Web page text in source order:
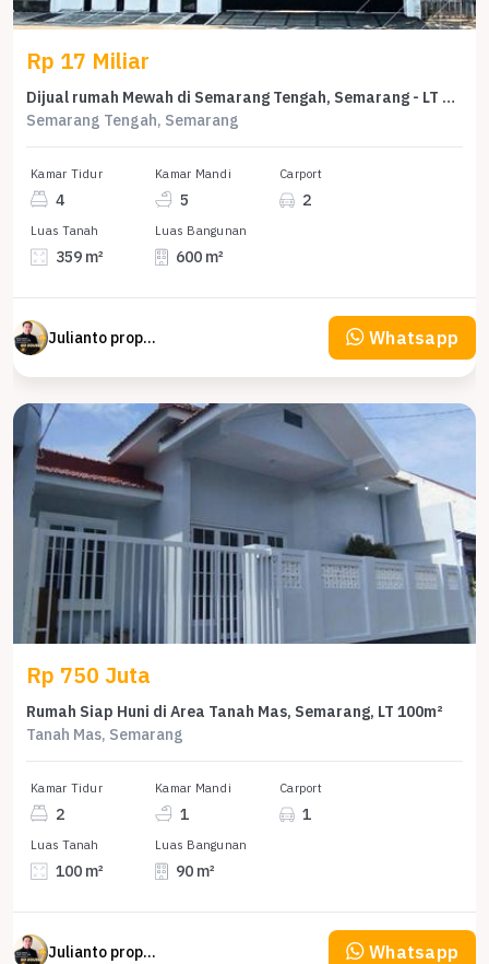
Rp 17 Miliar
Dijual rumah Mewah di Semarang Tengah, Semarang - LT 359m²
Semarang Tengah, Semarang
Kamar Tidur
4
Kamar Mandi
5
Carport
2
Luas Tanah
359 m²
Luas Bangunan
600 m²
Julianto property Julianto Whatsapp
Rp 750 Juta
Rumah Siap Huni di Area Tanah Mas, Semarang, LT 100m²
Tanah Mas, Semarang
Kamar Tidur
2
Kamar Mandi
1
Carport
1
Luas Tanah
100 m²
Luas Bangunan
90 m²
Julianto property Julianto Whatsapp